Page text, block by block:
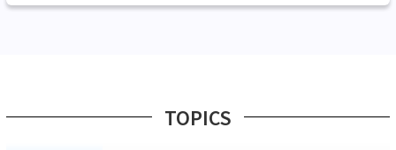
TOPICS